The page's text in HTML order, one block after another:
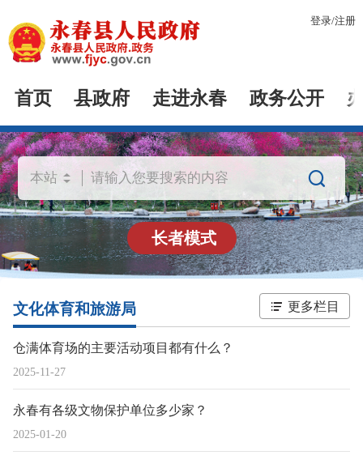
登录/注册
首页 县政府 走进永春 政务公开

长者模式
文化体育和旅游局 更多栏目
2025-11-27
仓满体育场的主要活动项目都有什么？
2025-01-20
永春有各级文物保护单位多少家？